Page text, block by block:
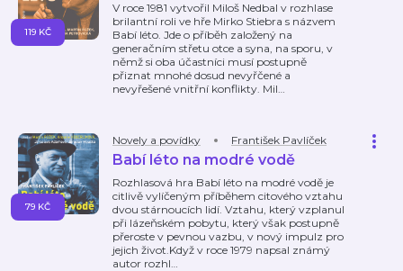
V roce 1981 vytvořil Miloš Nedbal v rozhlase
brilantní roli ve hře Mirko Stiebra s názvem
Babí léto. Jde o příběh založený na
generačním střetu otce a syna, na sporu, v
němž si oba účastníci musí postupně
přiznat mnohé dosud nevyřčené a
nevyřešené vnitřní konflikty. Mil…
119 KČ
Novely a povídky František Pavlíček
Babí léto na modré vodě
Rozhlasová hra Babí léto na modré vodě je
citlivě vylíčeným příběhem citového vztahu
dvou stárnoucích lidí. Vztahu, který vzplanul
při lázeňském pobytu, který však postupně
přeroste v pevnou vazbu, v nový impulz pro
jejich život.Když v roce 1979 napsal známý
autor rozhl…
79 KČ